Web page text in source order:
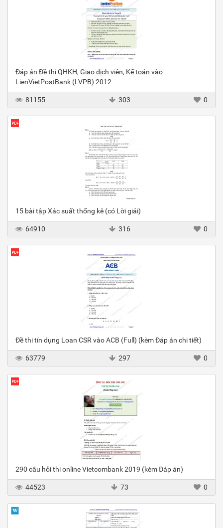
Đáp án Đề thi QHKH, Giao dịch viên, Kế toán vào
LienVietPostBank (LVPB) 2012
81155 303 0
15 bài tập Xác suất thống kê (có Lời giải)
64910 316 0
Đề thi tín dụng Loan CSR vào ACB (Full) (kèm Đáp án chi tiết)
63779 297 0
290 câu hỏi thi online Vietcombank 2019 (kèm Đáp án)
44523 73 0